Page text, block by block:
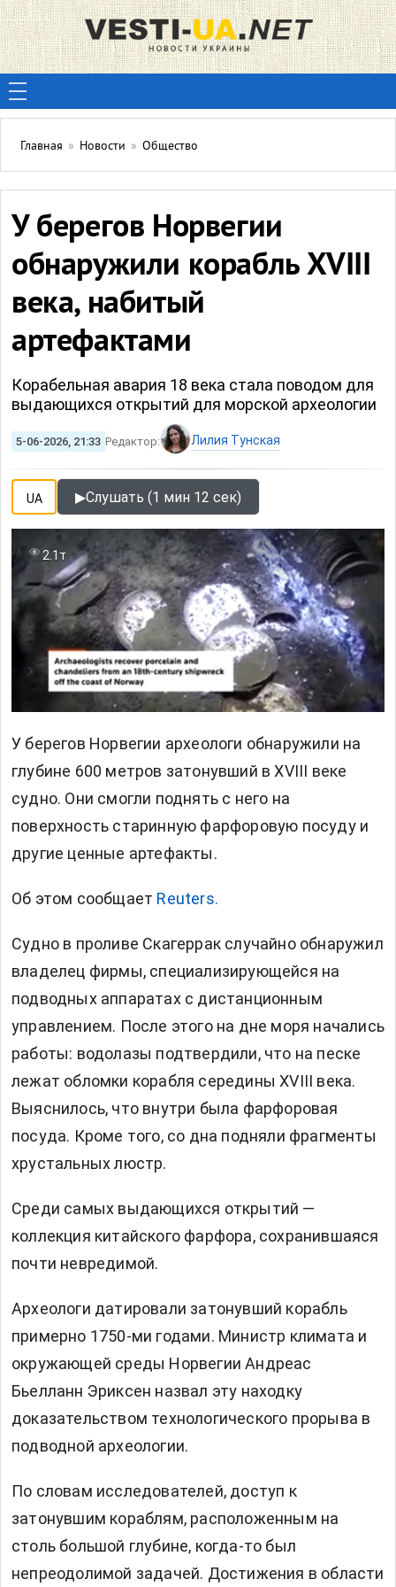
Главная » Новости » Общество
У берегов Норвегии
обнаружили корабль XVIII
века, набитый
артефактами
Корабельная авария 18 века стала поводом для
выдающихся открытий для морской археологии
5-06-2026, 21:33 Редактор: Лилия Тунская
UA ▶Слушать (1 мин 12 сек)
2.1т
У берегов Норвегии археологи обнаружили на
глубине 600 метров затонувший в XVIII веке
судно. Они смогли поднять с него на
поверхность старинную фарфоровую посуду и
другие ценные артефакты.
Об этом сообщает Reuters.
Судно в проливе Скагеррак случайно обнаружил
владелец фирмы, специализирующейся на
подводных аппаратах с дистанционным
управлением. После этого на дне моря начались
работы: водолазы подтвердили, что на песке
лежат обломки корабля середины XVIII века.
Выяснилось, что внутри была фарфоровая
посуда. Кроме того, со дна подняли фрагменты
хрустальных люстр.
Среди самых выдающихся открытий —
коллекция китайского фарфора, сохранившаяся
почти невредимой.
Археологи датировали затонувший корабль
примерно 1750-ми годами. Министр климата и
окружающей среды Норвегии Андреас
Бьелланн Эриксен назвал эту находку
доказательством технологического прорыва в
подводной археологии.
По словам исследователей, доступ к
затонувшим кораблям, расположенным на
столь большой глубине, когда-то был
непреодолимой задачей. Достижения в области